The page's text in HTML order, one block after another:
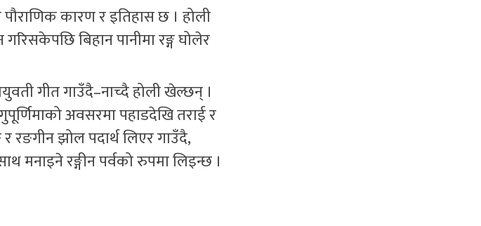
पौराणिक कारण र इतिहास छ । होली
बिहान पानीमा रङ्ग घोलेर
गीत गाउँदै–नाच्दै होली खेल्छन् ।
अवसरमा पहाडदेखि तराई र
रङगीन झोल पदार्थ लिएर गाउँदै,
मनाइने रङ्गीन पर्वको रुपमा लिइन्छ ।